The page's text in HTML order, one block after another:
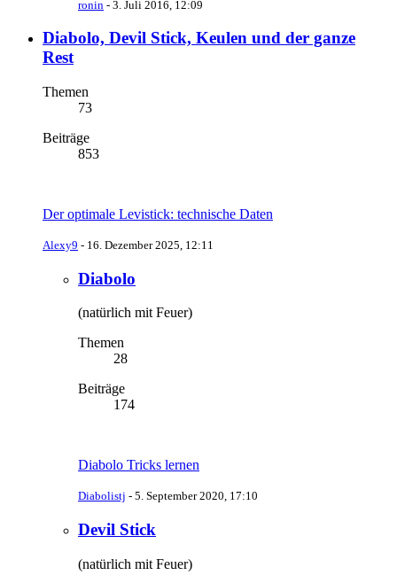
ronin - 3. Juli 2016, 12:09
Diabolo, Devil Stick, Keulen und der ganze
Rest
Themen
73
Beiträge
853
Der optimale Levistick: technische Daten
Alexy9 - 16. Dezember 2025, 12:11
Diabolo
(natürlich mit Feuer)
Themen
28
Beiträge
174
Diabolo Tricks lernen
Diabolistj - 5. September 2020, 17:10
Devil Stick
(natürlich mit Feuer)